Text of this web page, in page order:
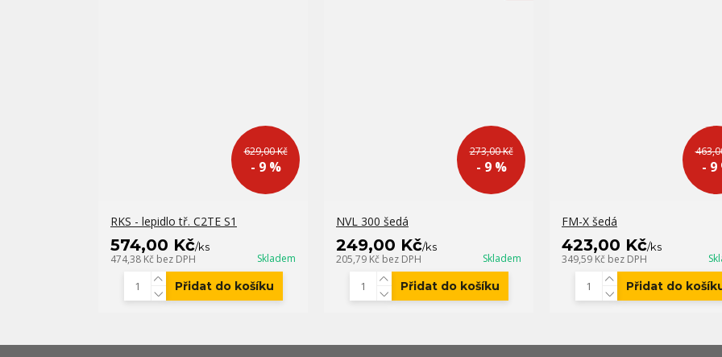
629,00 Kč
- 9 %
RKS - lepidlo tř. C2TE S1
574,00 Kč/ks
474,38 Kč bez DPH Skladem
Přidat do košíku
273,00 Kč
- 9 %
NVL 300 šedá
249,00 Kč/ks
205,79 Kč bez DPH Skladem
Přidat do košíku
- 9
FM-X šedá
423,00 Kč/ks
349,59 Kč bez DPH
Přidat do